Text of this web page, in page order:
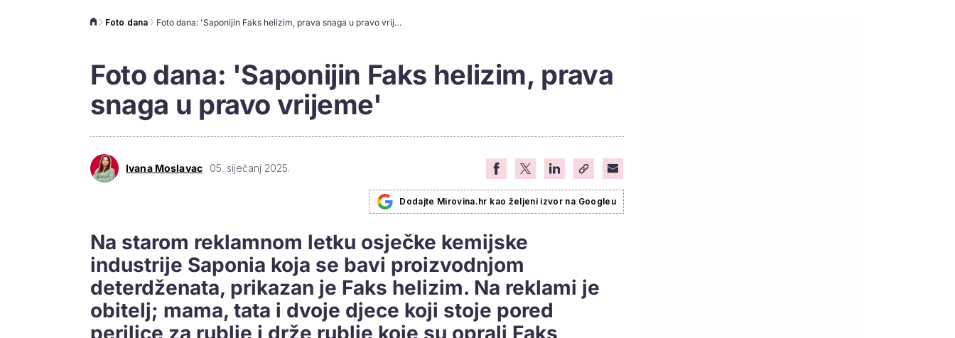
Foto dana Foto dana: 'Saponijin Faks helizim, prava snaga u pravo vrijeme'
Foto dana: 'Saponijin Faks helizim, prava
snaga u pravo vrijeme'
Ivana Moslavac 05. siječanj 2025.
Dodajte Mirovina.hr kao željeni izvor na Googleu
Na starom reklamnom letku osječke kemijske
industrije Saponia koja se bavi proizvodnjom
deterdženata, prikazan je Faks helizim. Na reklami je
obitelj; mama, tata i dvoje djece koji stoje pored
perilice za rublje i drže rublje koje su oprali Faks